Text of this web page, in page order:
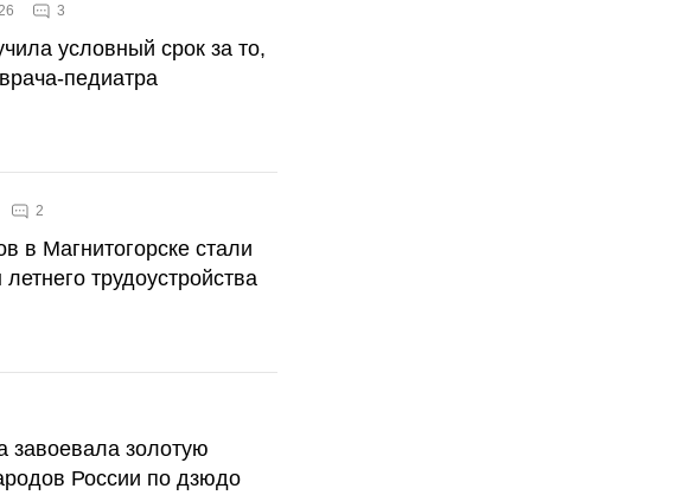
3
условный срок за то,
педиатра
2
в Магнитогорске стали
трудоустройства
завоевала золотую
России по дзюдо